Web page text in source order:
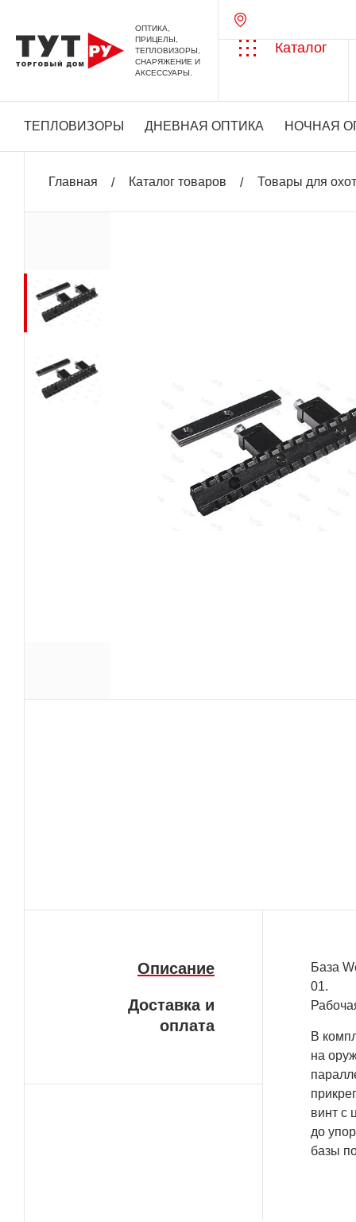
ОПТИКА,
ПРИЦЕЛЫ,
ТЕПЛОВИЗОРЫ,
СНАРЯЖЕНИЕ И
АКСЕССУАРЫ.
Каталог
ТЕПЛОВИЗОРЫ ДНЕВНАЯ ОПТИКА НОЧНАЯ
Главная Каталог товаров Товары для
Описание
Доставка и
оплата
База
01.
В
на
винт с
до
базы